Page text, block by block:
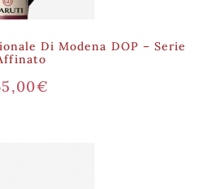
Di Modena DOP – Serie
€